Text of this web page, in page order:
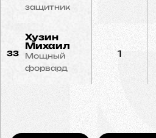
защитник
33
Хузин
Михаил
Мощный
форвард
1